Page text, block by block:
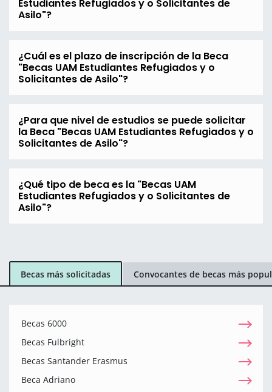
Estudiantes Refugiados y o Solicitantes de
Asilo"?
¿Cuál es el plazo de inscripción de la Beca
"Becas UAM Estudiantes Refugiados y o
Solicitantes de Asilo"?
¿Para que nivel de estudios se puede solicitar
la Beca "Becas UAM Estudiantes Refugiados y o
Solicitantes de Asilo"?
¿Qué tipo de beca es la "Becas UAM
Estudiantes Refugiados y o Solicitantes de
Asilo"?
Becas más solicitadas Convocantes de becas más
Becas 6000
Becas Fulbright
Becas Santander Erasmus
Beca Adriano